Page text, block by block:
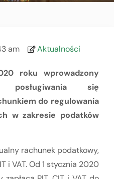
am Aktualności
roku wprowadzony
posługiwania się
do regulowania
w zakresie podatków
rachunek podatkowy,
i VAT. Od 1 stycznia 2020